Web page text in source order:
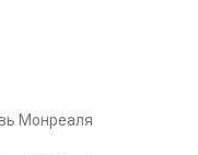
Монреаля